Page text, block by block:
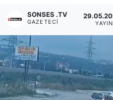
SONSES .TV
GAZETECI
MAGAZİN
SAĞLIK
Siyaset
YEREL HABER
Son Dakika Haberleri
Haber Arşivi